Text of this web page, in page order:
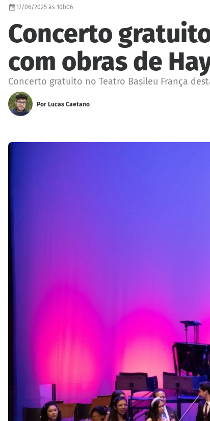
17/06/2025 às 10h06
Concerto
com obras de
Concerto gratuito no Teatro Basileu França
Por Lucas Caetano